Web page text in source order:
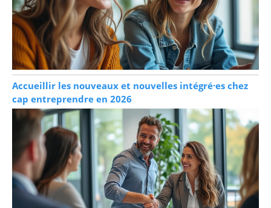
Accueillir les nouveaux et nouvelles intégré·es chez
cap entreprendre en 2026